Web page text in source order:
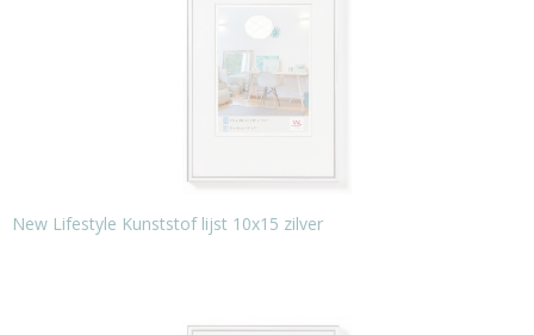
New Lifestyle Kunststof lijst 10x15 zilver